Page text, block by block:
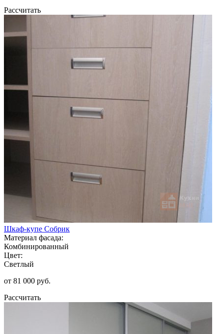
Рассчитать
Шкаф-купе Собрик
Материал фасада:
Комбинированный
Цвет:
Светлый
от 81 000 руб.
Рассчитать